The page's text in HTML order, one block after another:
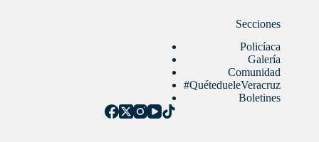
Secciones
Policíaca
Galería
Comunidad
#QuétedueleVeracruz
Boletines